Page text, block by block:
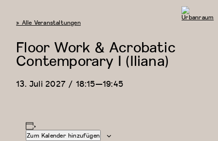
« Alle Veranstaltungen
Floor Work & Acrobatic
Contemporary I (Iliana)
13. Juli 2027 / 18:15—19:45
Zum Kalender hinzufügen